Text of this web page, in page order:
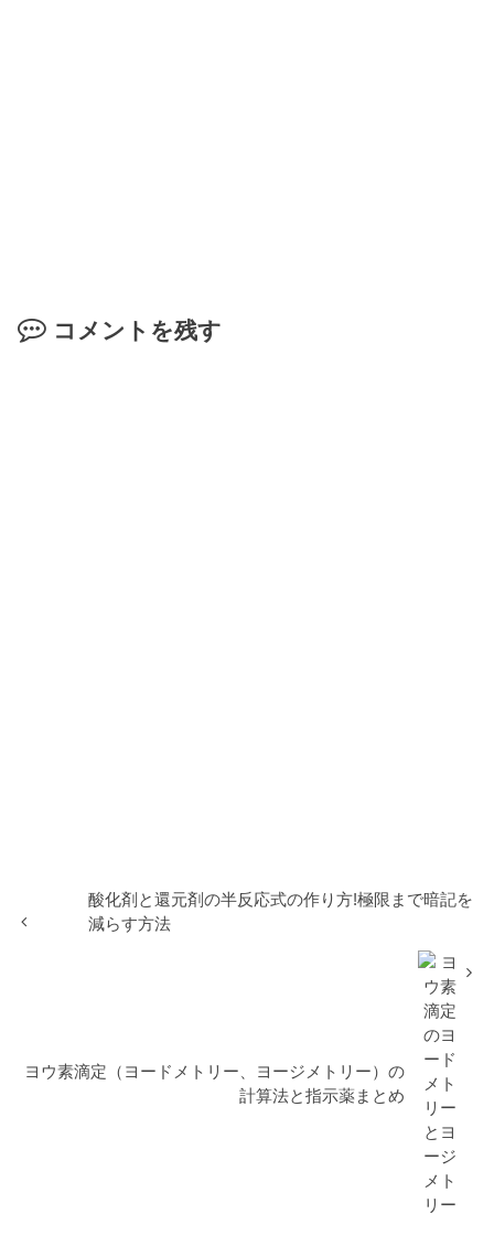
コメントを残す
酸化剤と還元剤の半反応式の作り方!極限まで暗記を
減らす方法
ヨウ素滴定（ヨードメトリー、ヨージメトリー）の
計算法と指示薬まとめ